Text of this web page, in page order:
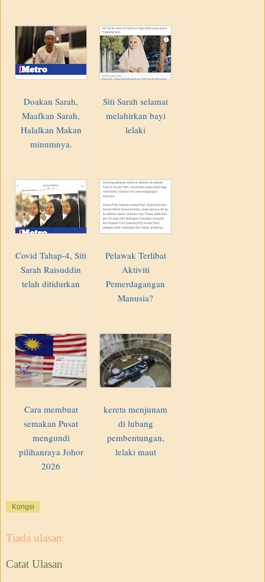
Doakan Sarah,
Maafkan Sarah,
Halalkan Makan
minumnya.
Siti Sarah selamat
melahirkan bayi
lelaki
Covid Tahap-4, Siti
Sarah Raisuddin
telah ditidurkan
Pelawak Terlibat
Aktiviti
Pemerdagangan
Manusia?
Cara membuat
semakan Pusat
mengundi
pilihanraya Johor
2026
kereta menjunam
di lubang
pembentungan,
lelaki maut
Kongsi
Tiada ulasan:
Catat Ulasan